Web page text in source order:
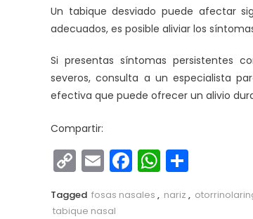
Un tabique desviado puede afectar
adecuados, es posible aliviar los
Si presentas síntomas persistentes
severos, consulta a un especialista
efectiva que puede ofrecer un alivio
Compartir:
Copy
Link
EmailFacebook
Tagged fosas nasales , nariz ,
tabique nasal